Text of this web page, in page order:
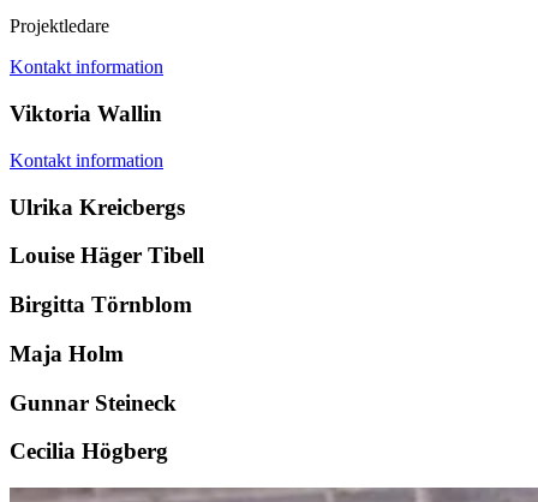
Projektledare
Kontakt information
Viktoria Wallin
Kontakt information
Ulrika Kreicbergs
Louise Häger Tibell
Birgitta Törnblom
Maja Holm
Gunnar Steineck
Cecilia Högberg